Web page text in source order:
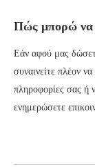
Πώς μπορώ να
Εάν αφού μας
συναινείτε πλέον
πληροφορίες σας ή
ενημερώσετε